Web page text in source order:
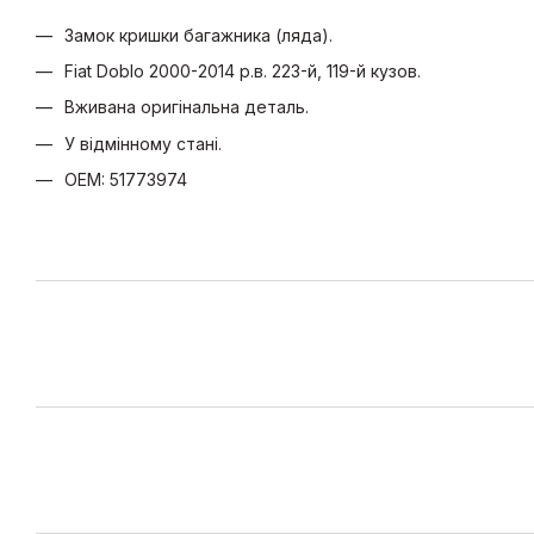
Замок кришки багажника (ляда).
Fiat Doblo 2000-2014 р.в. 223-й, 119-й кузов.
Вживана оригінальна деталь.
У відмінному стані.
OEM: 51773974